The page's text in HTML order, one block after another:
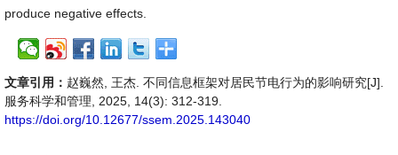
produce negative effects.
文章引用： 赵巍然, 王杰. 不同信息框架对居民节电行为的影响研究[J].
服务科学和管理, 2025, 14(3): 312-319.
https://doi.org/10.12677/ssem.2025.143040